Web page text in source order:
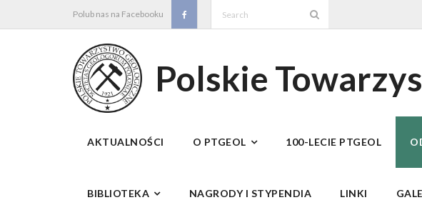
Polub nas na Facebooku
Polskie
AKTUALNOŚCI O PTGEOL 100-LECIE PTGEOL
BIBLIOTEKA NAGRODY I STYPENDIA LINKI